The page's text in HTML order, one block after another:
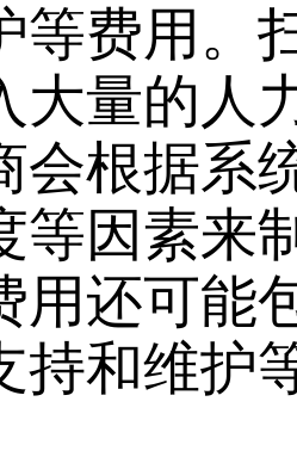
等费用。
大量的人
会根据系
等因素来
用还可能
持和维护